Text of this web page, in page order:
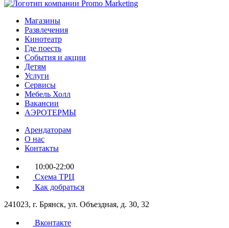
Магазины
Развлечения
Кинотеатр
Где поесть
События и акции
Детям
Услуги
Сервисы
Мебель Холл
Вакансии
АЭРОТЕРМЫ
Арендаторам
О нас
Контакты
10:00-22:00
Схема ТРЦ
Как добраться
241023, г. Брянск, ул. Объездная, д. 30, 32
Вконтакте